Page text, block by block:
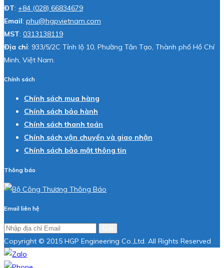
ĐT: +84 (028) 66834679
Email: phu@hgpvietnam.com
MST: 0313138119
Địa chỉ: 933/5/2C Tỉnh lộ 10, Phường Tân Tạo, Thành phố Hồ Chí
Minh, Việt Nam.
Chính sách
Chính sách mua hàng
Chính sách bảo hành
Chính sách thanh toán
Chính sách vận chuyển và giao nhận
Chính sách bảo mật thông tin
Thông báo
Email liên hệ
Copyright © 2015 HGP Engineering Co.,Ltd. All Rights Reserved